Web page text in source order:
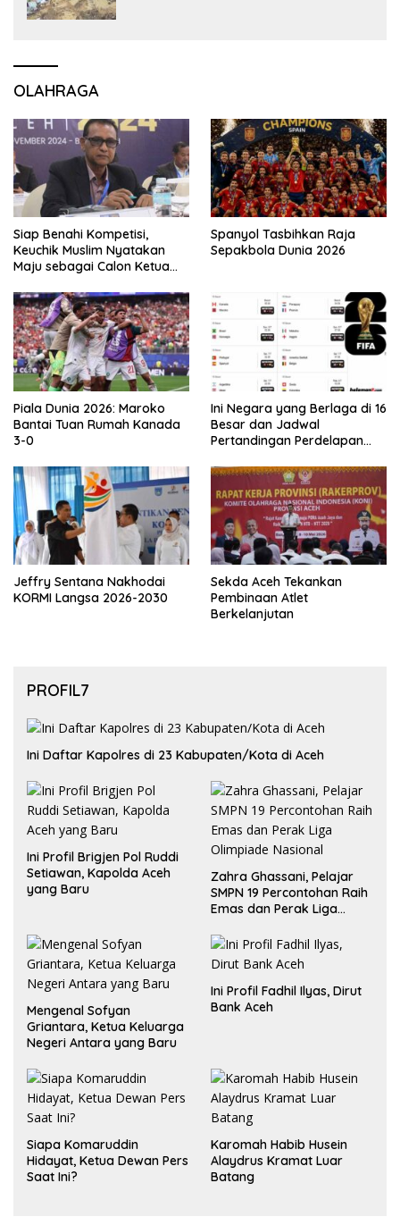
OLAHRAGA
Siap Benahi Kompetisi,
Keuchik Muslim Nyatakan
Maju sebagai Calon Ketua
Spanyol Tasbihkan Raja
Sepakbola Dunia 2026
Piala Dunia 2026: Maroko
Bantai Tuan Rumah Kanada
3-0
Ini Negara yang Berlaga di 16
Besar dan Jadwal
Pertandingan Perdelapan
Jeffry Sentana Nakhodai
KORMI Langsa 2026-2030
Sekda Aceh Tekankan
Pembinaan Atlet
Berkelanjutan
PROFIL7
Ini Daftar Kapolres di 23 Kabupaten/Kota di Aceh
Ini Profil Brigjen Pol Ruddi
Setiawan, Kapolda Aceh
yang Baru
Zahra Ghassani, Pelajar
SMPN 19 Percontohan Raih
Emas dan Perak Liga
Mengenal Sofyan
Griantara, Ketua Keluarga
Negeri Antara yang Baru
Ini Profil Fadhil Ilyas, Dirut
Bank Aceh
Siapa Komaruddin
Hidayat, Ketua Dewan Pers
Saat Ini?
Karomah Habib Husein
Alaydrus Kramat Luar
Batang